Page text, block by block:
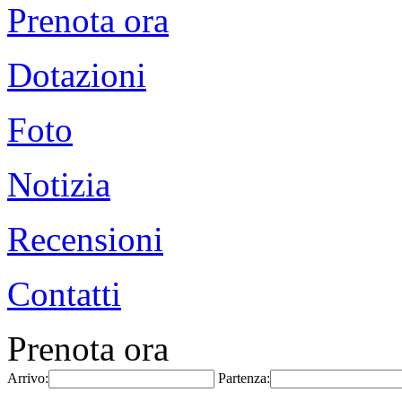
Prenota ora
Dotazioni
Foto
Notizia
Recensioni
Contatti
Prenota ora
Arrivo: Partenza: